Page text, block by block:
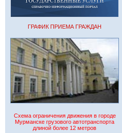
ГРАФИК ПРИЕМА ГРАЖДАН
Схема ограничения движения в городе
Мурманске грузового автотранспорта
длиной более 12 метров